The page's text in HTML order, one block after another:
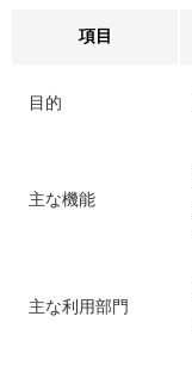
項目
目的
主な機能
主な利用部門